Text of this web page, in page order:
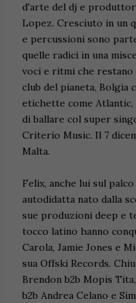
d'arte del dj e
Lopez. Cresciuto in un
e percussioni sono
quelle radici in una
voci e ritmi che
club del pianeta, Bolgia
etichette come Atlantic,
di ballare col super
Criterio Music. Il 7
Malta.
Felix, anche lui sul
autodidatta nato dalla
sue produzioni deep e
tocco latino hanno
Carola, Jamie Jones e
sua Offski Records.
Brendon b2b Mopis
b2b Andrea Celano e